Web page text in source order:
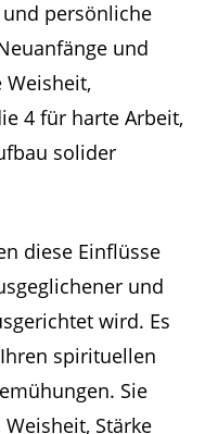
persönliche
und
4 für harte Arbeit,
solider
diese Einflüsse
und
wird. Es
spirituellen
Sie
Stärke